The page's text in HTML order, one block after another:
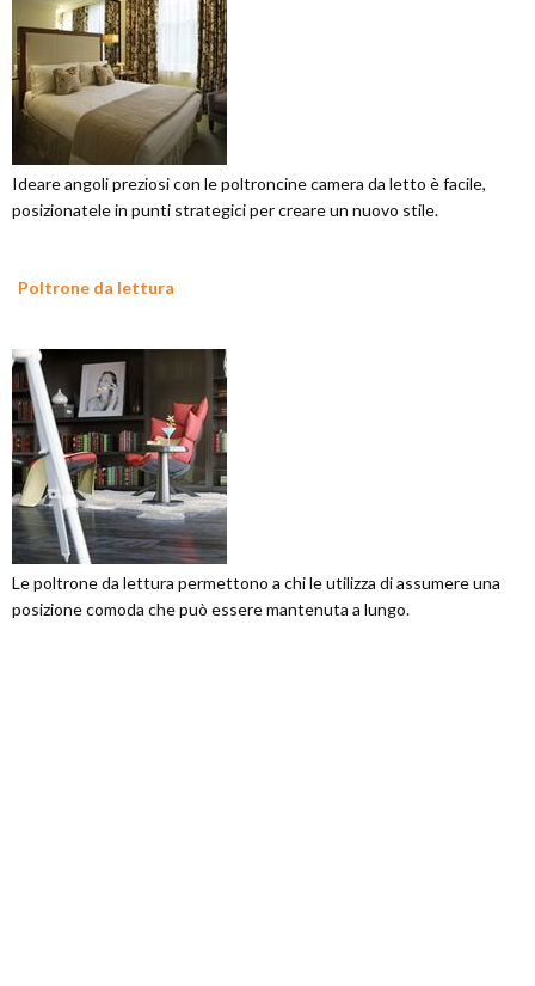
Ideare angoli preziosi con le poltroncine camera da letto è facile,
posizionatele in punti strategici per creare un nuovo stile.
Poltrone da lettura
Le poltrone da lettura permettono a chi le utilizza di assumere una
posizione comoda che può essere mantenuta a lungo.